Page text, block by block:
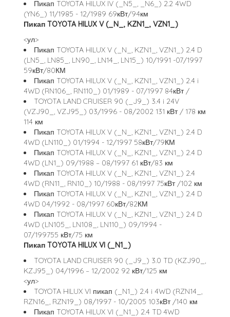
Пикап TOYOTA HILUX IV (_N5_, _N6_) 2.2 4WD
(YN6_) 11/1985 - 12/1989 69кВт/94км
Пикап TOYOTA HILUX V (_N_, KZN1_, VZN1_)
<ул>
Пикап TOYOTA HILUX V (_N_, KZN1_, VZN1_) 2.4 D
(LN5_, LN85_, LN90_, LN14_, LN15_) 10/1991 -07/1997
59кВт/80КМ
Пикап TOYOTA HILUX V (_N_, KZN1_, VZN1_) 2.4 i
4WD (RN106_, RN110_) 01/1989 - 07/1997 84кВт /
TOYOTA LAND CRUISER 90 (_J9_) 3.4 i 24V
(VZJ90_, VZJ95_) 03/1996 - 08/2002 131 кВт / 178 км
114 км
Пикап TOYOTA HILUX V (_N_, KZN1_, VZN1_) 2.4 D
4WD (LN110_) 01/1994 - 12/1997 58кВт/79КМ
Пикап TOYOTA HILUX V (_N_, KZN1_, VZN1_) 2.4 D
4WD (LN1_) 09/1988 – 08/1997 61 кВт/83 км
Пикап TOYOTA HILUX V (_N_, KZN1_, VZN1_) 2.4
4WD (RN11_, RN10_) 10/1988 - 08/1997 75кВт /102 км
Пикап TOYOTA HILUX V (_N_, KZN1_, VZN1_) 2.4 D
4WD 04/1992 - 08/1997 60кВт/82КМ
Пикап TOYOTA HILUX V (_N_, KZN1_, VZN1_) 2.4 D
4WD (LN105_, LN108_, LN110_) 09/1994 -
07/199755 кВт/75 км
Пикап TOYOTA HILUX VI (_N1_)
TOYOTA LAND CRUISER 90 (_J9_) 3.0 TD (KZJ90_,
KZJ95_) 04/1996 – 12/2002 92 кВт/125 км
<ул>
TOYOTA HILUX VI пикап (_N1_) 2.4 i 4WD (RZN14_,
RZN16_, RZN19_) 08/1997 - 10/2005 103кВт /140 км
Пикап TOYOTA HILUX VI (_N1_) 2.4 TD 4WD